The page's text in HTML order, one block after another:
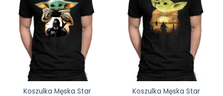
Koszulka Męska Star
Koszulka Męska Star